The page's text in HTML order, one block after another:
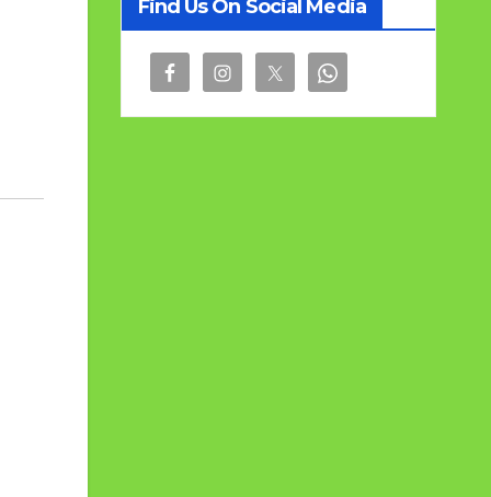
Find Us On Social Media